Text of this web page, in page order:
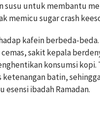
susu untuk membantu
memicu sugar crash
kafein berbeda-
sakit kepala
konsumsi kopi.
batin,
ibadah Ramadan.